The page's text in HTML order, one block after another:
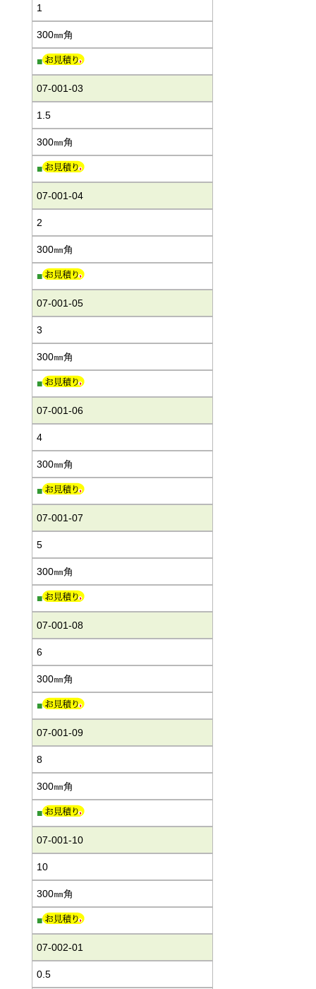
1
300㎜角
■
07-001-03
1.5
300㎜角
■
07-001-04
2
300㎜角
■
07-001-05
3
300㎜角
■
07-001-06
4
300㎜角
■
07-001-07
5
300㎜角
■
07-001-08
6
300㎜角
■
07-001-09
8
300㎜角
■
07-001-10
10
300㎜角
■
07-002-01
0.5